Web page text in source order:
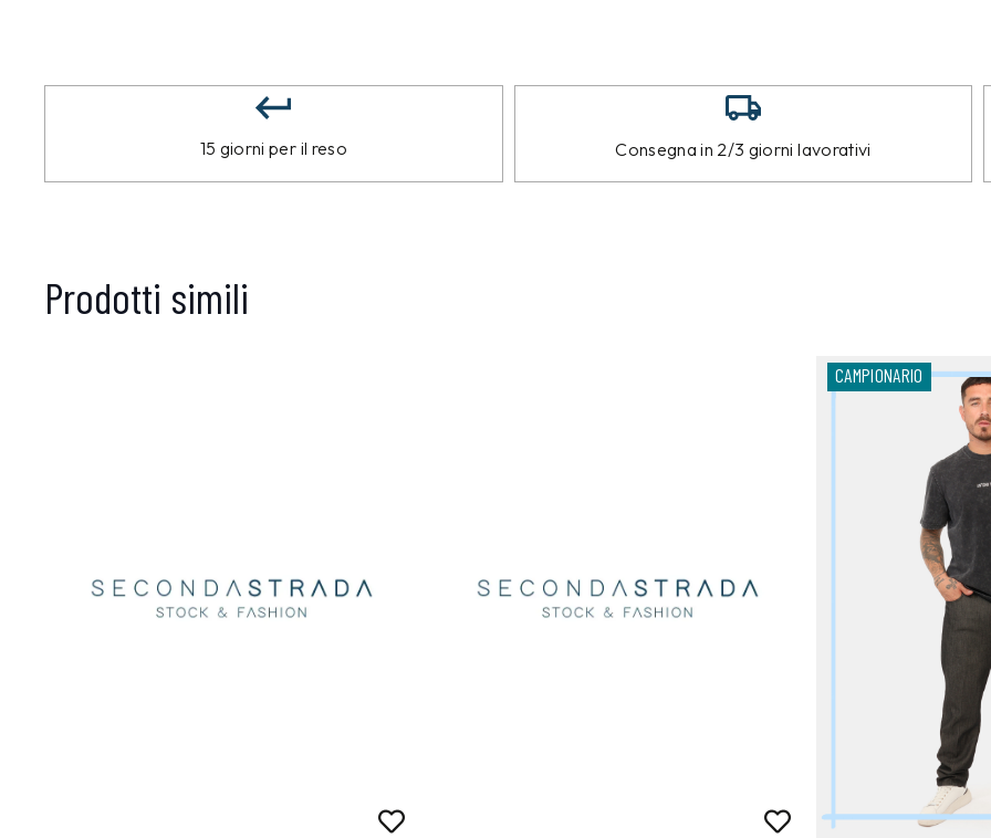
15 giorni per il reso Consegna in 2/3 giorni lavorativi
Prodotti simili
CAMPIONARIO